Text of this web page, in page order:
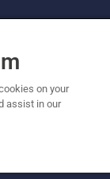
Зазначено
Примітка
on your
assist in our